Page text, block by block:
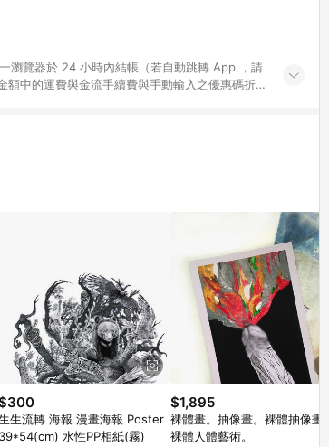
瀏覽器於 24 小時內結帳（若自動跳轉 App ，請
中的運費與金流手續費與手動輸入之優惠碼折
以上才具贈點資格。 7. 點數將於出貨後 45 天
頁面後才首次下載 Pinkoi APP 並完成訂單，不
生流轉 海報 漫畫海報 Poster
39*54(cm) 水性PP相紙(霧)
$1,895
裸體畫。抽像畫。裸體抽像畫。
裸體人體藝術。